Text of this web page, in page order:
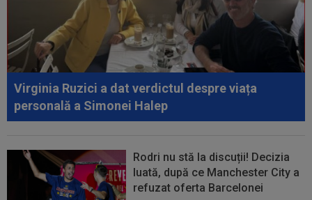
Virginia Ruzici a dat verdictul despre viața
personală a Simonei Halep
Rodri nu stă la discuții! Decizia
luată, după ce Manchester City a
refuzat oferta Barcelonei